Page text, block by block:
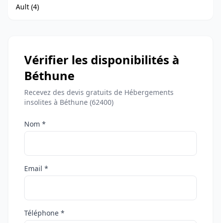
Ault (4)
Vérifier les disponibilités à
Béthune
Recevez des devis gratuits de Hébergements
insolites à Béthune (62400)
Nom *
Email *
Téléphone *